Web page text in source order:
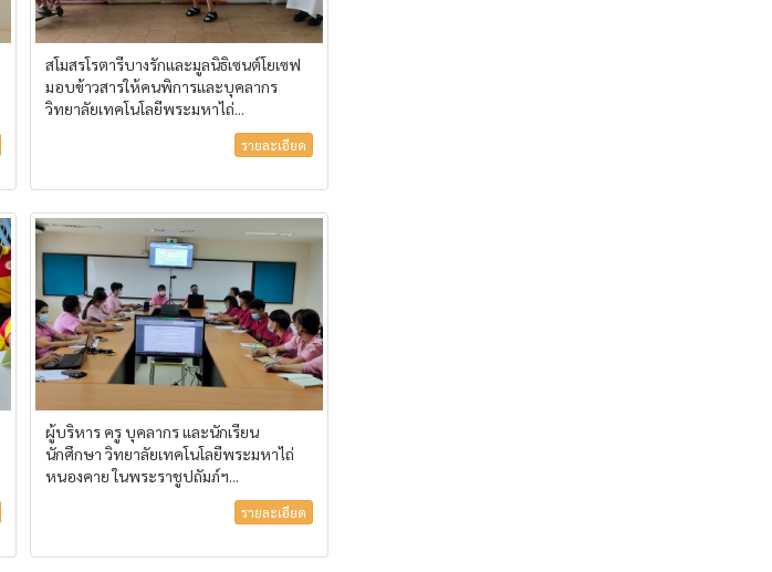
สโมสรโรตารีบางรักและมูลนิธิเซนต์โยเซฟ
มอบข้าวสารให้คนพิการและบุคลากร
วิทยาลัยเทคโนโลยีพระมหาไถ่...
รายละเอียด
ผู้บริหาร ครู บุคลากร และนักเรียน
นักศึกษา วิทยาลัยเทคโนโลยีพระมหาไถ่
หนองคาย ในพระราชูปถัมภ์ฯ...
รายละเอียด